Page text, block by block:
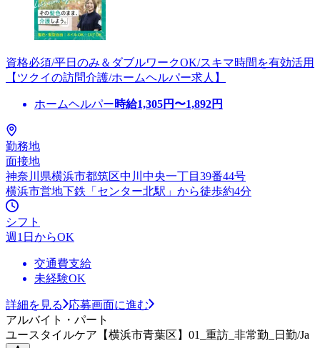
資格必須/平日のみ＆ダブルワークOK/スキマ時間を有効活用
【ツクイの訪問介護/ホームヘルパー求人】
ホームヘルパー時給1,305円〜1,892円
勤務地
面接地
神奈川県横浜市都筑区中川中央一丁目39番44号
横浜市営地下鉄「センター北駅」から徒歩約4分
シフト
週1日からOK
交通費支給
未経験OK
詳細を見る
応募画面に進む
アルバイト・パート
ユースタイルケア【横浜市青葉区】01_重訪_非常勤_日勤/Ja